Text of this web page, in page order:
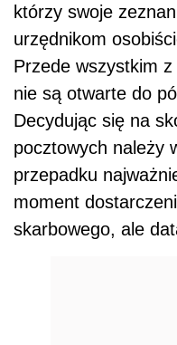
którzy swoje
urzędnikom
Przede wszystkim
nie są otwarte do
Decydując się na
pocztowych należy
przepadku
moment
skarbowego, ale